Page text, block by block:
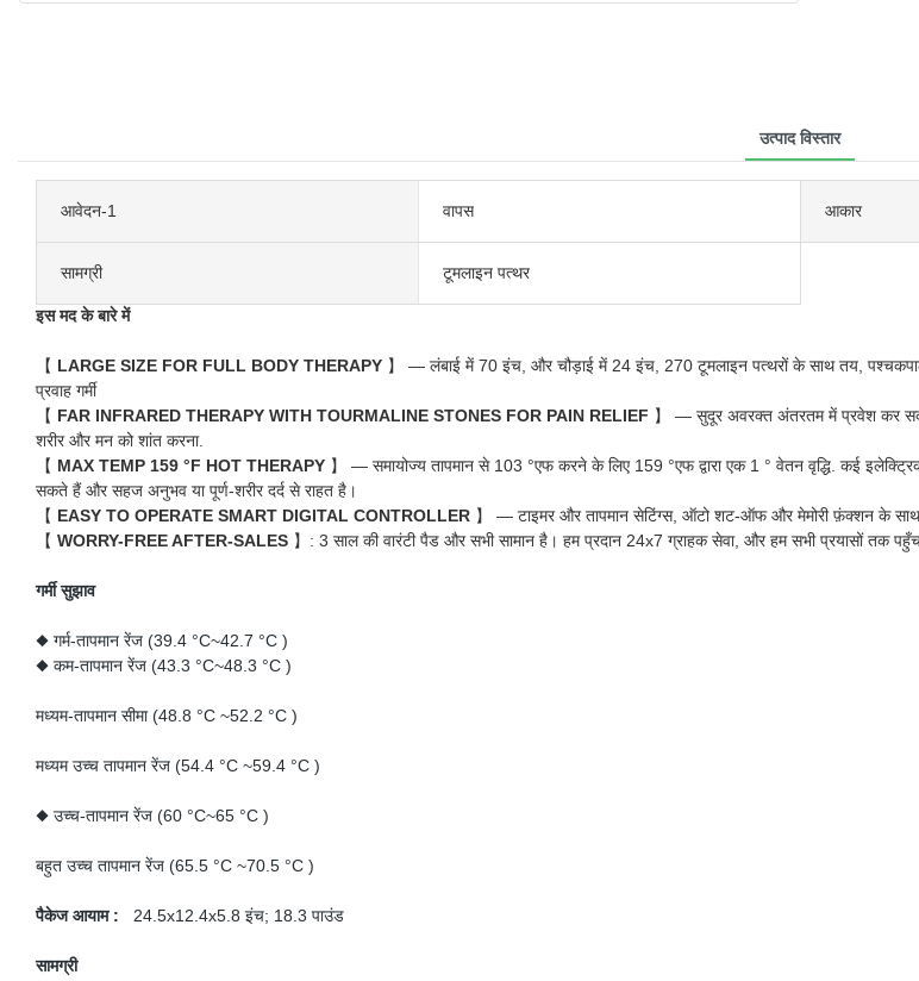
उत्पाद विस्तार
आवेदन-1 वापस आकार
सामग्री टूमलाइन पत्थर
इस मद के बारे में
【 LARGE SIZE FOR FULL BODY THERAPY 】 — लंबाई में 70 इंच, और चौड़ाई में 24 इंच, 270 टूमलाइन पत्थरों के साथ तय,
प्रवाह गर्मी
【 FAR INFRARED THERAPY WITH TOURMALINE STONES FOR PAIN RELIEF 】 — सुदूर अवरक्त अंतरतम में प्रवेश कर
शरीर और मन को शांत करना.
【 MAX TEMP 159 °F HOT THERAPY 】 — समायोज्य तापमान से 103 °एफ करने के लिए 159 °एफ द्वारा एक 1 ° वेतन वृद्धि. कई
सकते हैं और सहज अनुभव या पूर्ण-शरीर दर्द से राहत है।
【 EASY TO OPERATE SMART DIGITAL CONTROLLER 】 — टाइमर और तापमान सेटिंग्स, ऑटो शट-ऑफ और मेमोरी फ़ंक्शन के
【 WORRY-FREE AFTER-SALES 】: 3 साल की वारंटी पैड और सभी सामान है। हम प्रदान 24x7 ग्राहक सेवा, और हम सभी प्रयासों तक
गर्मी सुझाव
◆ गर्म-तापमान रेंज (39.4 °C~42.7 °C )
◆ कम-तापमान रेंज (43.3 °C~48.3 °C )
मध्यम-तापमान सीमा (48.8 °C ~52.2 °C )
मध्यम उच्च तापमान रेंज (54.4 °C ~59.4 °C )
◆ उच्च-तापमान रेंज (60 °C~65 °C )
बहुत उच्च तापमान रेंज (65.5 °C ~70.5 °C )
पैकेज आयाम : 24.5x12.4x5.8 इंच; 18.3 पाउंड
सामग्री